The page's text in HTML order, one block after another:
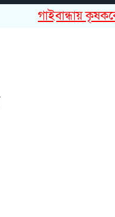
গাইবান্ধায় কৃষককে